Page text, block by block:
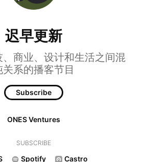
迟早更新
商业、设计和生活之间混
关系的播客节目
Subscribe
ONES Ventures
SUBSCRIBE
Spotify Castro